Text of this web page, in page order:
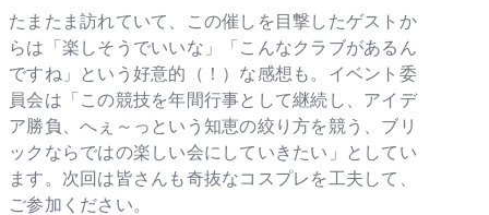
たまたま訪れていて、この催しを目撃したゲストか
らは「楽しそうでいいな」「こんなクラブがあるん
ですね」という好意的（！）な感想も。イベント委
員会は「この競技を年間行事として継続し、アイデ
ア勝負、へぇ～っという知恵の絞り方を競う、ブリ
ックならではの楽しい会にしていきたい」としてい
ます。次回は皆さんも奇抜なコスプレを工夫して、
ご参加ください。